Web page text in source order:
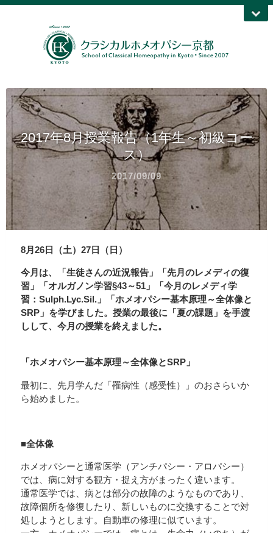
2017年8月授業報告（1年生～初級コー
ス）
2017/09/09
8月26日（土）27日（日）
今月は、「生徒さんの近況報告」「先月のレメディの復
習」「オルガノン学習§43～51」「今月のレメディ学
習：Sulph.Lyc.Sil.」「ホメオパシー基本原理～全体像と
SRP」を学びました。授業の最後に「夏の課題」を手渡
しして、今月の授業を終えました。
「ホメオパシー基本原理～全体像とSRP」
最初に、先月学んだ「罹病性（感受性）」のおさらいか
ら始めました。
■全体像
ホメオパシーと通常医学（アンチパシー・アロパシー）
では、病に対する観方・捉え方がまったく違います。
通常医学では、病とは部分の故障のようなものであり、
故障個所を修復したり、新しいものに交換することで対
処しようとします。自動車の修理に似ています。